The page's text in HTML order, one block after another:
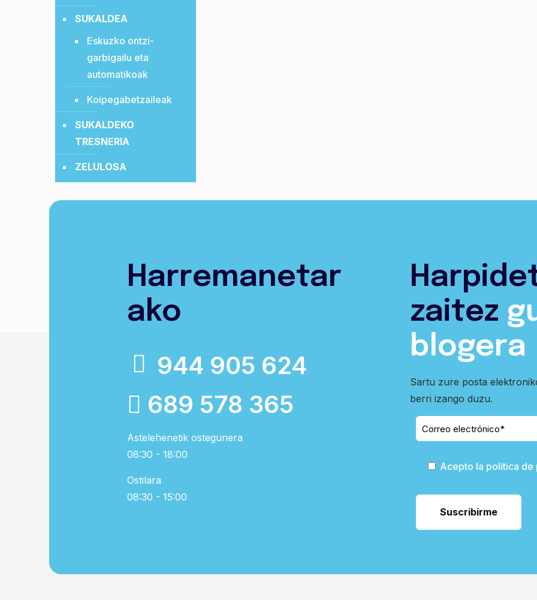
SUKALDEA
Eskuzko ontzi-
garbigailu eta
automatikoak
Koipegabetzaileak
SUKALDEKO
TRESNERIA
ZELULOSA
Harremanetar
ako
944 905 624
689 578 365
Astelehenetik ostegunera
08:30 - 18:00
Ostilara
08:30 - 15:00
zaitez
blogera
Sartu zure posta
berri izango duzu.
Acepto la política